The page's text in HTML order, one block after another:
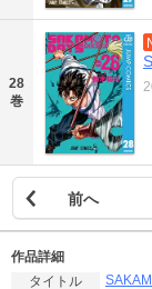
28
巻
前へ
作品詳細
タイトル